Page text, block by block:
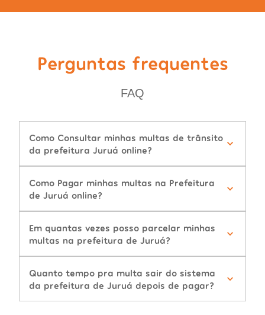
Perguntas frequentes
FAQ
Como Consultar minhas multas de trânsito
da prefeitura Juruá online?
Como Pagar minhas multas na Prefeitura
de Juruá online?
Em quantas vezes posso parcelar minhas
multas na prefeitura de Juruá?
Quanto tempo pra multa sair do sistema
da prefeitura de Juruá depois de pagar?